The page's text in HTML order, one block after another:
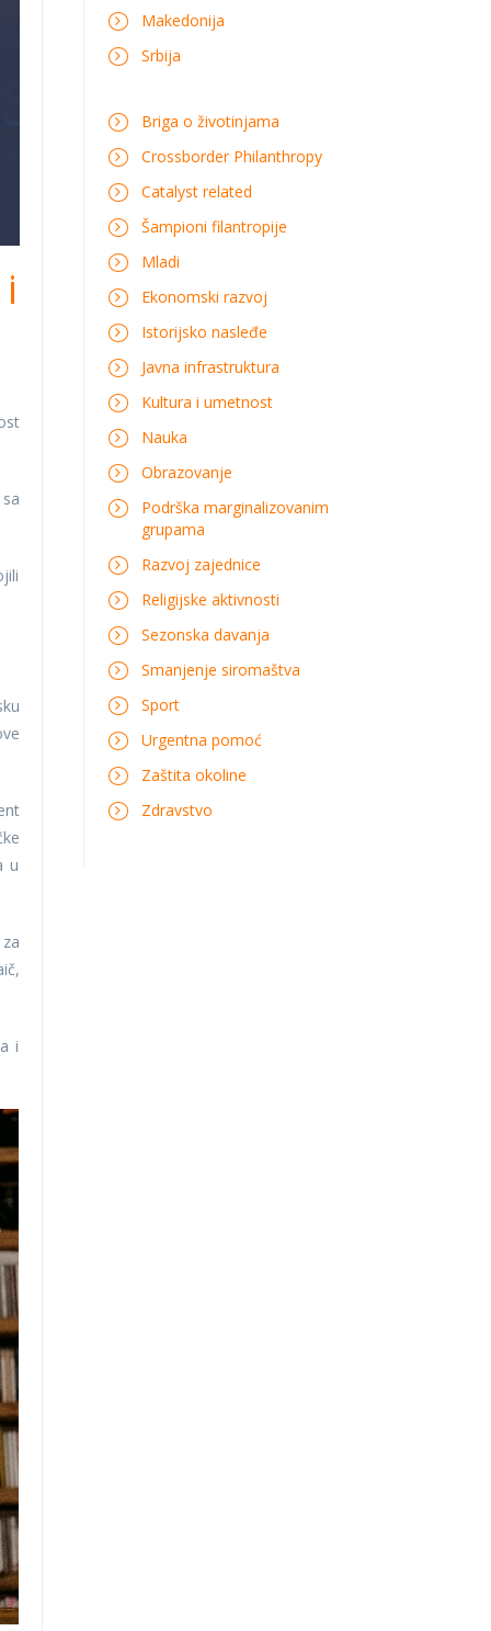
u
i
Makedonija
Srbija
Briga o životinjama
Crossborder Philanthropy
Catalyst related
Šampioni filantropije
Mladi
Ekonomski razvoj
Istorijsko nasleđe
Javna infrastruktura
Kultura i umetnost
Nauka
Obrazovanje
Podrška marginalizovanim
grupama
Razvoj zajednice
Religijske aktivnosti
Sezonska davanja
Smanjenje siromaštva
Sport
Urgentna pomoć
Zaštita okoline
Zdravstvo